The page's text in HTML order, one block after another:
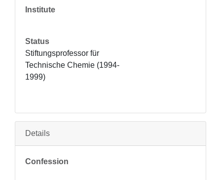
Institute
Status
Stiftungsprofessor für
Technische Chemie (1994-
1999)
Details
Confession